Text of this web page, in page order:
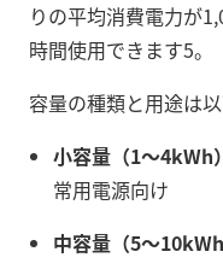
りの平均消費電力が
時間使用できます5。
容量の種類と用途は
小容量（1～4kWh）
常用電源向け
中容量（5～10kWh